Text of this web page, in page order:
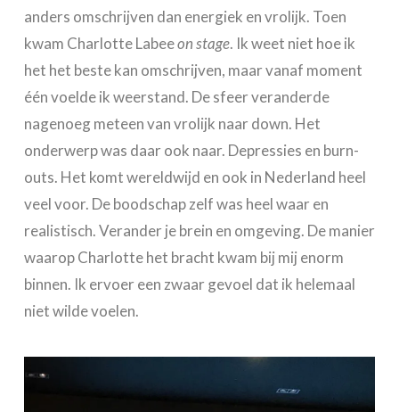
anders omschrijven dan energiek en vrolijk. Toen
kwam Charlotte Labeeon stage. Ik weet niet hoe ik
het het beste kan omschrijven, maar vanaf moment
één voelde ik weerstand. De sfeer veranderde
nagenoeg meteen van vrolijk naar down. Het
onderwerp was daar ook naar. Depressies en burn-
outs. Het komt wereldwijd en ook in Nederland heel
veel voor. De boodschap zelf was heel waar en
realistisch. Verander je brein en omgeving. De manier
waarop Charlotte het bracht kwam bij mij enorm
binnen. Ik ervoer een zwaar gevoel dat ik helemaal
niet wilde voelen.